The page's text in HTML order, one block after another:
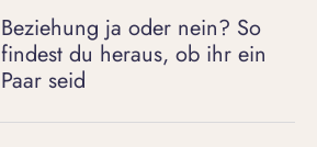
Beziehung ja oder nein? So
findest du heraus, ob ihr ein
Paar seid